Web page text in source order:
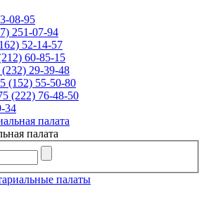
08-95
251-07-94
52-14-57
60-85-15
29-39-48
(152) 55-50-80
(222) 76-48-50
34
палата
палаты